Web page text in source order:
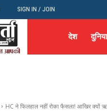
SIGN IN / JOIN
देश दुनिया
HC ने फिलहाल नहीं रोका फैसला! आखिर क्यों